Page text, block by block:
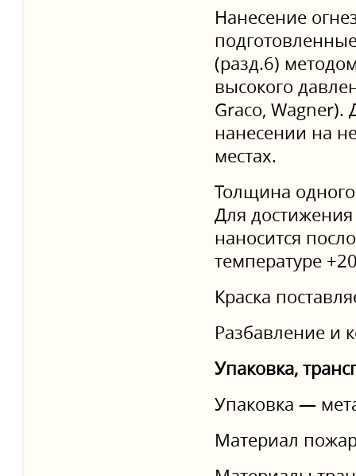
Нанесение
(разд.6)
высокого
Graco, Wagner).
нанесении на
местах.
Толщина
Для
наносится
температуре
Краска
Разбавление и
Упаковка,
Упаковка —
Материал